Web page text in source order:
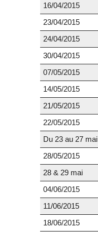
16/04/2015
23/04/2015
24/04/2015
30/04/2015
07/05/2015
14/05/2015
21/05/2015
22/05/2015
Du 23 au 27 mai
28/05/2015
28 & 29 mai
04/06/2015
11/06/2015
18/06/2015